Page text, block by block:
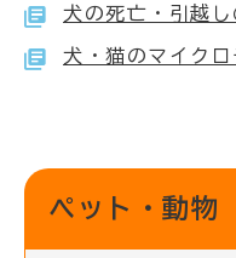
犬の死亡・引越し
犬・猫のマイク
ペット・動物